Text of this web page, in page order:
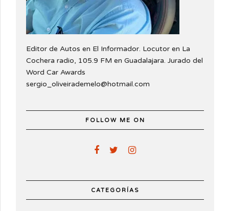
Editor de Autos en El Informador. Locutor en La
Cochera radio, 105.9 FM en Guadalajara. Jurado del
Word Car Awards
sergio_oliveirademelo@hotmail.com
FOLLOW ME ON
CATEGORÍAS